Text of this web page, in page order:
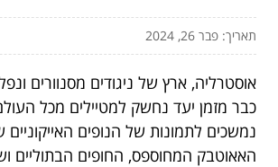
תאריך: פבר 26, 2024
אוסטרליה, ארץ של ניגודים מסנוורים
כבר מזמן יעד נחשק למטיילים מכל
נמשכים לתמונות של הנופים
האאוטבק המחוספס, החופים הבתוליים